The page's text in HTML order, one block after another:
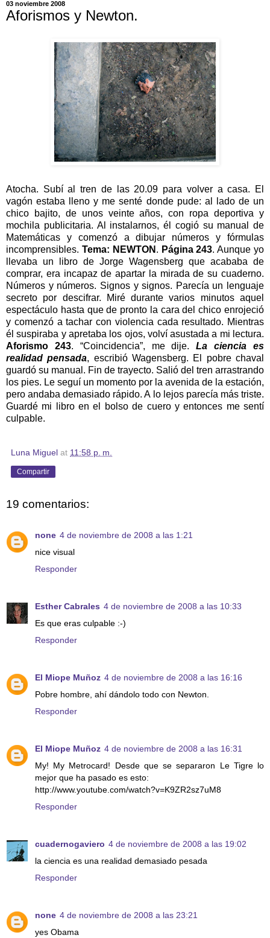
03 noviembre 2008
Aforismos y Newton.
Atocha. Subí al tren de las 20.09 para volver a casa. El
vagón estaba lleno y me senté donde pude: al lado de un
chico bajito, de unos veinte años, con ropa deportiva y
mochila publicitaria. Al instalarnos, él cogió su manual de
Matemáticas y comenzó a dibujar números y fórmulas
incomprensibles. Tema: NEWTON . Página 243. Aunque yo
llevaba un libro de Jorge Wagensberg que acababa de
comprar, era incapaz de apartar la mirada de su cuaderno.
Números y números. Signos y signos. Parecía un lenguaje
secreto por descifrar. Miré durante varios minutos aquel
espectáculo hasta que de pronto la cara del chico enrojeció
y comenzó a tachar con violencia cada resultado. Mientras
él suspiraba y apretaba los ojos, volví asustada a mi lectura.
Aforismo 243. “Coincidencia”, me dije.La ciencia es
realidad pensada, escribió Wagensberg. El pobre chaval
guardó su manual. Fin de trayecto. Salió del tren arrastrando
los pies. Le seguí un momento por la avenida de la estación,
pero andaba demasiado rápido. A lo lejos parecía más triste.
Guardé mi libro en el bolso de cuero y entonces me sentí
culpable.
Luna Miguel at 11:58 p. m.
Compartir
19 comentarios:
none 4 de noviembre de 2008 a las 1:21
nice visual
Responder
Esther Cabrales 4 de noviembre de 2008 a las 10:33
Es que eras culpable :-)
Responder
El Miope Muñoz 4 de noviembre de 2008 a las 16:16
Pobre hombre, ahí dándolo todo con Newton.
Responder
El Miope Muñoz 4 de noviembre de 2008 a las 16:31
My! My Metrocard! Desde que se separaron Le Tigre lo
mejor que ha pasado es esto:
http://www.youtube.com/watch?v=K9ZR2sz7uM8
Responder
cuadernogaviero 4 de noviembre de 2008 a las 19:02
la ciencia es una realidad demasiado pesada
Responder
none 4 de noviembre de 2008 a las 23:21
yes Obama